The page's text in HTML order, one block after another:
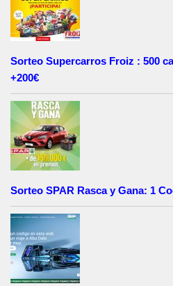
Sorteo Supercarros Froiz : 500
+200€
Sorteo SPAR Rasca y Gana: 1